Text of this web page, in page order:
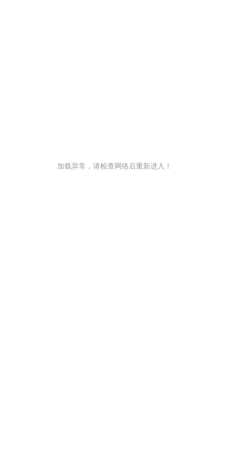
加载异常，请检查网络后重新进入！